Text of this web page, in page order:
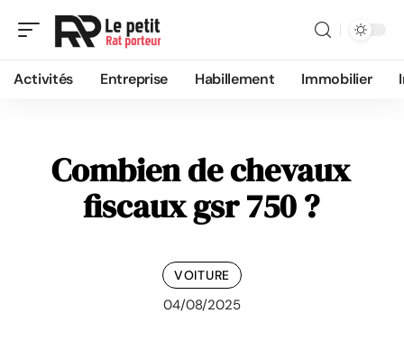
Activités Entreprise Habillement Immobilier
Combien de chevaux
fiscaux gsr 750 ?
VOITURE
04/08/2025